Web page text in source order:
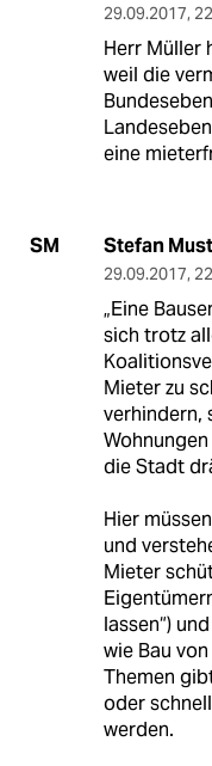
29.09.2017,
Herr Müller
weil die
eine
SM Stefan
29.09.2017,
„Eine
sich trotz
Mieter zu
verhindern,
die Stadt
Hier
und
Mieter
lassen“)
wie Bau
Themen
oder
werden.